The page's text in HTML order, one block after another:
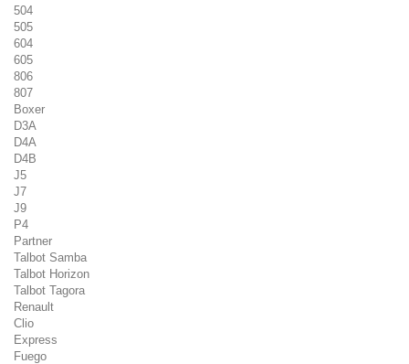
504
505
604
605
806
807
Boxer
D3A
D4A
D4B
J5
J7
J9
P4
Partner
Talbot Samba
Talbot Horizon
Talbot Tagora
Renault
Clio
Express
Fuego